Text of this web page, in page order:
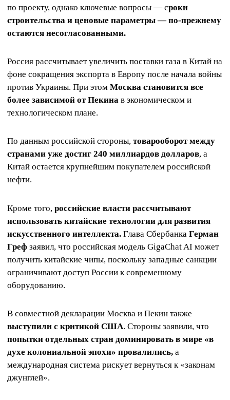
по проекту, однако ключевые вопросы — сроки
строительства и ценовые параметры — по-прежнему
остаются несогласованными.
Россия рассчитывает увеличить поставки газа в Китай на
фоне сокращения экспорта в Европу после начала войны
против Украины. При этом Москва становится все
более зависимой от Пекина в экономическом и
технологическом плане.
По данным российской стороны, товарооборот между
странами уже достиг 240 миллиардов долларов, а
Китай остается крупнейшим покупателем российской
нефти.
Кроме того, российские власти рассчитывают
использовать китайские технологии для развития
искусственного интеллекта. Глава Сбербанка Герман
Греф заявил, что российская модель GigaChat AI может
получить китайские чипы, поскольку западные санкции
ограничивают доступ России к современному
оборудованию.
В совместной декларации Москва и Пекин также
выступили с критикой США. Стороны заявили, что
попытки отдельных стран доминировать в мире «в
духе колониальной эпохи» провалились, а
международная система рискует вернуться к «законам
джунглей».